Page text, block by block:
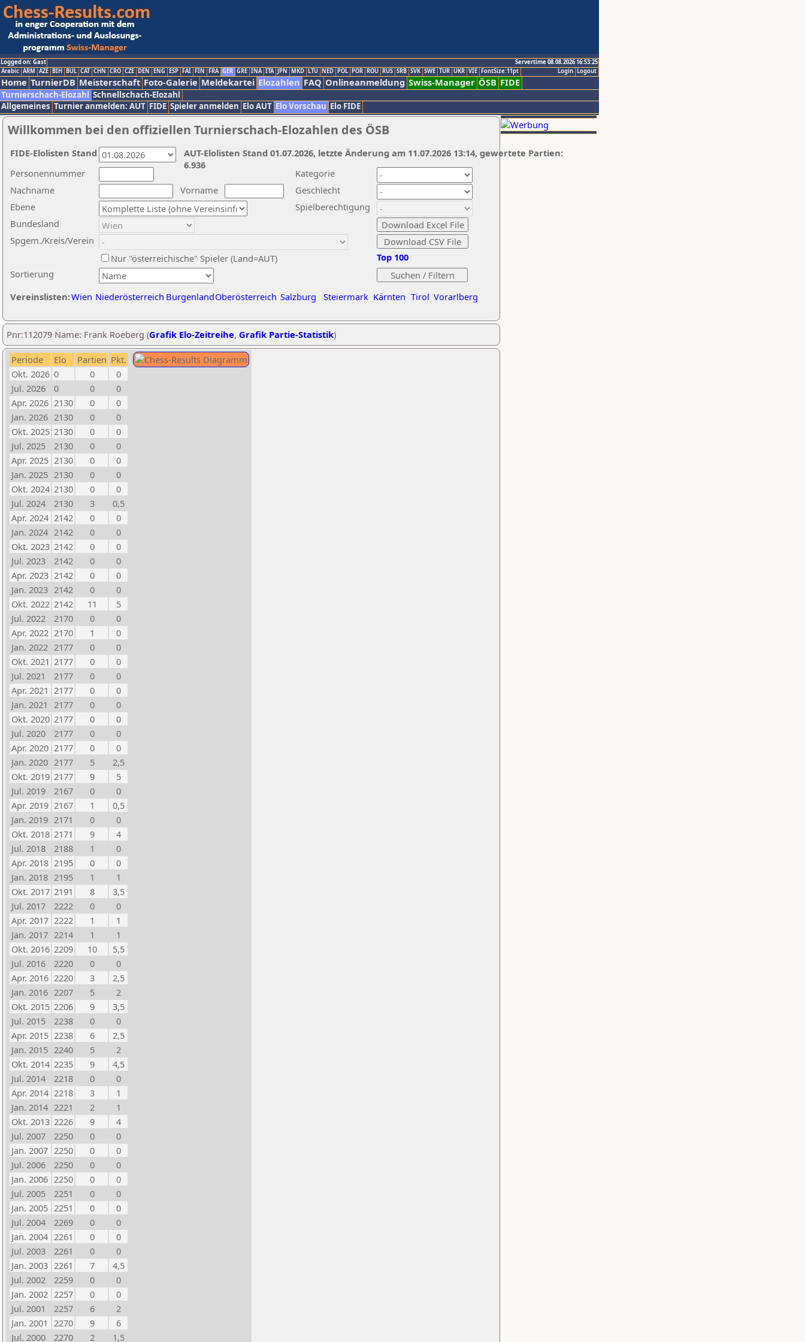
Logged on: Gast
Servertime 08.08.2026 16:53:25
Logout
Login
Arabic ARM AZE BIH BUL CAT CHN CRO CZE DEN ENG ESP FAI FIN FRA GER GRE INA ITA JPN MKD LTU NED POL POR ROU RUS SRB SVK SWE TUR UKR VIE FontSize:11pt
Home TurnierDB Meisterschaft Foto-Galerie Meldekartei Elozahlen FAQ Onlineanmeldung Swiss-Manager ÖSB FIDE
Turnierschach-Elozahl Schnellschach-Elozahl
Allgemeines Turnier anmelden: AUT FIDE Spieler anmelden Elo AUT Elo Vorschau Elo FIDE
Willkommen bei den offiziellen Turnierschach-Elozahlen des ÖSB
Nachname
Vorname
Ebene
Kategorie
Sortierung
Personennummer
Bundesland
Spgem./Kreis/Verein
Geschlecht
Nur "österreichische" Spieler (Land=AUT)
Spielberechtigung
Vereinslisten:Wien Niederösterreich BurgenlandOberösterreich Salzburg Steiermark Kärnten Tirol Vorarlberg
Top 100
AUT-Elolisten Stand 01.07.2026, letzte Änderung am 11.07.2026 13:14, gewertete Partien:
6.936
FIDE-Elolisten Stand
Pnr:112079 Name: Frank Roeberg (Grafik Elo-Zeitreihe, Grafik Partie-Statistik)
Periode Elo Partien Pkt.
Okt. 2026 0 0
0
Jul. 2026
0 0
0
Apr. 2026 2130 0
0
Jan. 2026 2130 0
0
Okt. 2025 2130 0
0
Jul. 2025
2130 0
0
Apr. 2025 2130 0
0
Jan. 2025 2130 0
0
Okt. 2024 2130 0
0
Jul. 2024
2130 3
0,5
Apr. 2024 2142 0
0
Jan. 2024 2142 0
0
Okt. 2023 2142 0
0
Jul. 2023
2142 0
0
Apr. 2023 2142 0
0
Jan. 2023 2142 0
0
Okt. 2022 2142 11
5
Jul. 2022
2170 0
0
Apr. 2022 2170 1
0
Jan. 2022 2177 0
0
Okt. 2021 2177 0
0
Jul. 2021
2177 0
0
Apr. 2021 2177 0
0
Jan. 2021 2177 0
0
Okt. 2020 2177 0
0
Jul. 2020
2177 0
0
Apr. 2020 2177 0
0
Jan. 2020 2177 5
2,5
Okt. 2019 2177 9
5
Jul. 2019
2167 0
0
Apr. 2019 2167 1
0,5
Jan. 2019 2171 0
0
Okt. 2018 2171 9
4
Jul. 2018
2188 1
0
Apr. 2018 2195 0
0
Jan. 2018 2195 1
1
Okt. 2017 2191 8
3,5
Jul. 2017
2222 0
0
Apr. 2017 2222 1
1
Jan. 2017 2214 1
1
Okt. 2016 2209 10
5,5
Jul. 2016
2220 0
0
Apr. 2016 2220 3
2,5
Jan. 2016 2207 5
2
Okt. 2015 2206 9
3,5
Jul. 2015
2238 0
0
Apr. 2015 2238 6
2,5
Jan. 2015 2240 5
2
Okt. 2014 2235 9
4,5
Jul. 2014
2218 0
0
Apr. 2014 2218 3
1
Jan. 2014 2221 2
1
Okt. 2013 2226 9
4
Jul. 2007
2250 0
0
Jan. 2007 2250 0
0
Jul. 2006
2250 0
0
Jan. 2006 2250 0
0
Jul. 2005
2251 0
0
Jan. 2005 2251 0
0
Jul. 2004
2269 0
0
Jan. 2004 2261 0
0
Jul. 2003
2261 0
0
Jan. 2003 2261 7
4,5
Jul. 2002
2259 0
0
Jan. 2002 2257 0
0
Jul. 2001
2257 6
2
Jan. 2001 2270 9
6
Jul. 2000
2270 2 1,5